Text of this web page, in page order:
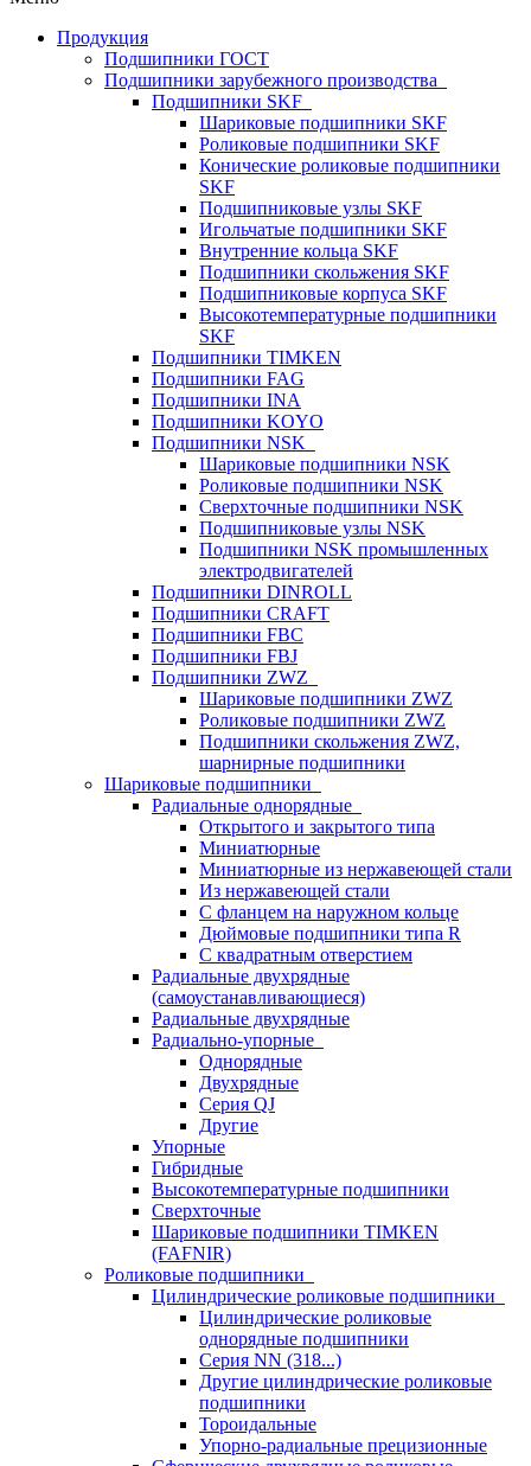
Продукция
Подшипники ГОСТ
Подшипники зарубежного производства
Подшипники SKF
Шариковые подшипники SKF
Роликовые подшипники SKF
Конические роликовые подшипники
SKF
Подшипниковые узлы SKF
Игольчатые подшипники SKF
Внутренние кольца SKF
Подшипники скольжения SKF
Подшипниковые корпуса SKF
Высокотемпературные подшипники
SKF
Подшипники TIMKEN
Подшипники FAG
Подшипники INA
Подшипники KOYO
Подшипники NSK
Шариковые подшипники NSK
Роликовые подшипники NSK
Сверхточные подшипники NSK
Подшипниковые узлы NSK
Подшипники NSK промышленных
электродвигателей
Подшипники DINROLL
Подшипники CRAFT
Подшипники FBC
Подшипники FBJ
Подшипники ZWZ
Шариковые подшипники ZWZ
Роликовые подшипники ZWZ
Подшипники скольжения ZWZ,
шарнирные подшипники
Шариковые подшипники
Радиальные однорядные
Открытого и закрытого типа
Миниатюрные
Миниатюрные из нержавеющей стали
Из нержавеющей стали
С фланцем на наружном кольце
Дюймовые подшипники типа R
С квадратным отверстием
Радиальные двухрядные
(самоустанавливающиеся)
Радиальные двухрядные
Радиально-упорные
Однорядные
Двухрядные
Серия QJ
Другие
Упорные
Гибридные
Высокотемпературные подшипники
Сверхточные
Шариковые подшипники TIMKEN
(FAFNIR)
Роликовые подшипники
Цилиндрические роликовые подшипники
Цилиндрические роликовые
однорядные подшипники
Серия NN (318...)
Другие цилиндрические роликовые
подшипники
Тороидальные
Упорно-радиальные прецизионные